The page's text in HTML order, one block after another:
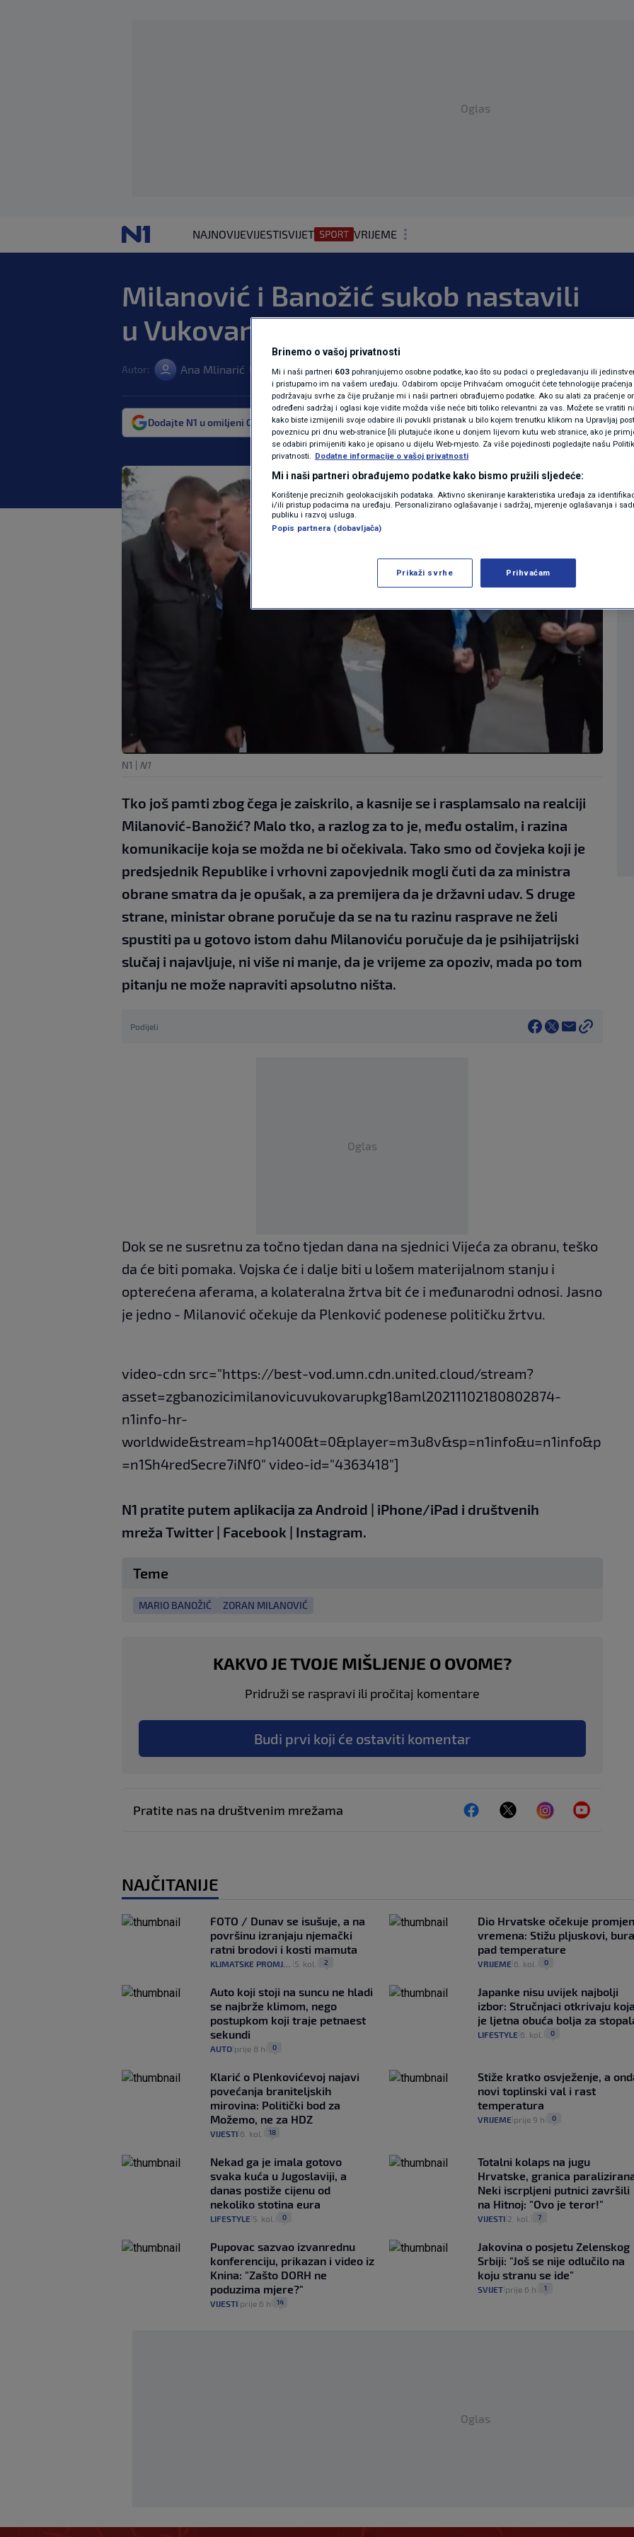
Oglas
NAJNOVIJEVIJESTISVIJET
VRIJEME
REGIJA
MAGAZIN
KOLUMNE
N1(DIS)INFO
KLIMATSKE PROMJENE
FOTO
VIDEO
Milanović i Banožić sukob nastavili
u Vukovaru
Autor: Ana Mlinarić 02. stu. 2021. 18:42 | VIDEO | komentara
Dodajte N1 u omiljeni Google izvor Više
N1 | N1
Tko još pamti zbog čega je zaiskrilo, a kasnije se i rasplamsalo na realciji
Milanović-Banožić? Malo tko, a razlog za to je, među ostalim, i razina
komunikacije koja se možda ne bi očekivala. Tako smo od čovjeka koji je
predsjednik Republike i vrhovni zapovjednik mogli čuti da za ministra
obrane smatra da je opušak, a za premijera da je državni udav. S druge
strane, ministar obrane poručuje da se na tu razinu rasprave ne želi
spustiti pa u gotovo istom dahu Milanoviću poručuje da je psihijatrijski
slučaj i najavljuje, ni više ni manje, da je vrijeme za opoziv, mada po tom
pitanju ne može napraviti apsolutno ništa.
Podijeli
Oglas
Dok se ne susretnu za točno tjedan dana na sjednici Vijeća za obranu, teško
da će biti pomaka. Vojska će i dalje biti u lošem materijalnom stanju i
opterećena aferama, a kolateralna žrtva bit će i međunarodni odnosi. Jasno
je jedno - Milanović očekuje da Plenković podenese političku žrtvu.
video-cdn src="https://best-vod.umn.cdn.united.cloud/stream?
asset=zgbanozicimilanovicuvukovarupkg18aml20211102180802874-
n1info-hr-
worldwide&stream=hp1400&t=0&player=m3u8v&sp=n1info&u=n1info&p
=n1Sh4redSecre7iNf0" video-id="4363418"]
N1 pratite putem aplikacija za Android | iPhone/iPad i društvenih
mreža Twitter | Facebook | Instagram.
Teme
MARIO BANOŽIĆ ZORAN MILANOVIĆ
KAKVO JE TVOJE MIŠLJENJE O OVOME?
Pridruži se raspravi ili pročitaj komentare
Budi prvi koji će ostaviti komentar
Pratite nas na društvenim mrežama
NAJČITANIJE
FOTO / Dunav se isušuje, a na
površinu izranjaju njemački
ratni brodovi i kosti mamuta
KLIMATSKE PROMJENE 5. kol. 2
Dio Hrvatske očekuje
vremena: Stižu pljuskovi,
pad temperature
VRIJEME| 6. kol. 0
Auto koji stoji na suncu ne hladi
se najbrže klimom, nego
postupkom koji traje petnaest
sekundi
AUTO prije 8 h 0
Japanke nisu uvijek najbolji
izbor: Stručnjaci otkrivaju koja
je ljetna obuća bolja za
LIFESTYLE| 6. kol. 0
Klarić o Plenkovićevoj najavi
povećanja braniteljskih
mirovina: Politički bod za
Možemo, ne za HDZ
VIJESTI 6. kol. 18
Stiže kratko osvježenje, a
novi toplinski val i rast
temperatura
VRIJEME| prije 9 h 0
Nekad ga je imala gotovo
svaka kuća u Jugoslaviji, a
danas postiže cijenu od
nekoliko stotina eura
LIFESTYLE 5. kol. 0
Totalni kolaps na jugu
Hrvatske, granica
Neki iscrpljeni putnici završili
na Hitnoj: "Ovo je teror!"
VIJESTI| 2. kol. 7
Pupovac sazvao izvanrednu
konferenciju, prikazan i video iz
Knina: "Zašto DORH ne
poduzima mjere?"
VIJESTI prije 6 h 14
Jakovina o posjetu Zelenskog
Srbiji: "Još se nije odlučilo na
koju stranu se ide"
SVIJET| prije 6 h 1
Oglas
Kreće 2. Bundesliga! Brekalo za SK
Brinemo o vašoj privatnosti
Mi i naši partneri 603 pohranjujemo osobne podatke, kao što su podaci o pregledavanju ili
i pristupamo im na vašem uređaju. Odabirom opcije Prihvaćam omogućit ćete tehnologije praćenja
podržavaju svrhe za čije pružanje mi i naši partneri obrađujemo podatke. Ako su alati za praćenje
određeni sadržaj i oglasi koje vidite možda više neće biti toliko relevantni za vas. Možete se vratiti
kako biste izmijenili svoje odabire ili povukli pristanak u bilo kojem trenutku klikom na Upravljaj
poveznicu pri dnu web-stranice [ili plutajuće ikone u donjem lijevom kutu web stranice, ako je
se odabiri primijeniti kako je opisano u dijelu Web-mjesto. Za više pojedinosti pogledajte našu
privatnosti. Dodatne informacije o vašoj privatnosti
Mi i naši partneri obrađujemo podatke kako bismo pružili sljedeće:
Korištenje preciznih geolokacijskih podataka. Aktivno skeniranje karakteristika uređaja za
i/ili pristup podacima na uređaju. Personalizirano oglašavanje i sadržaj, mjerenje oglašavanja i
publiku i razvoj usluga.
Popis partnera (dobavljača)
Prikaži svrhe Prihvaćam